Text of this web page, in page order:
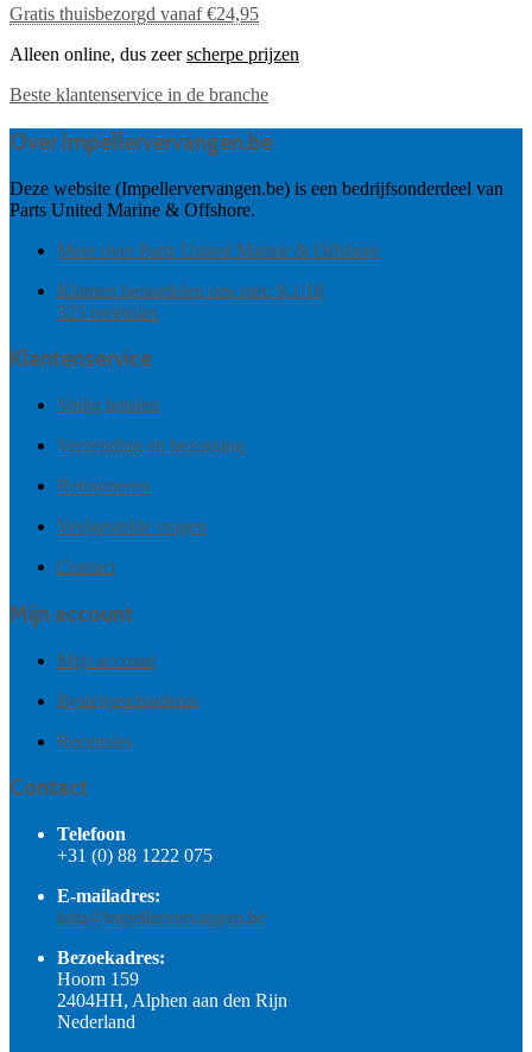
Gratis thuisbezorgd vanaf €24,95
Alleen online, dus zeerscherpe prijzen
Beste klantenservice in de branche
Over Impellervervangen.be
Deze website (Impellervervangen.be) is een bedrijfsonderdeel van
Parts United Marine & Offshore.
Meer over Parts United Marine & Offshore
Klanten beoordelen ons met: 9.1/10
325 recensies
Klantenservice
Veilig betalen
Verzending en bezorging
Retourneren
Veelgestelde vragen
Contact
Mijn account
Mijn account
Bestelgeschiedenis
Recensies
Contact
Telefoon
+31 (0) 88 1222 075
E-mailadres:
info@impellervervangen.be
Bezoekadres:
Hoorn 159
2404HH, Alphen aan den Rijn
Nederland